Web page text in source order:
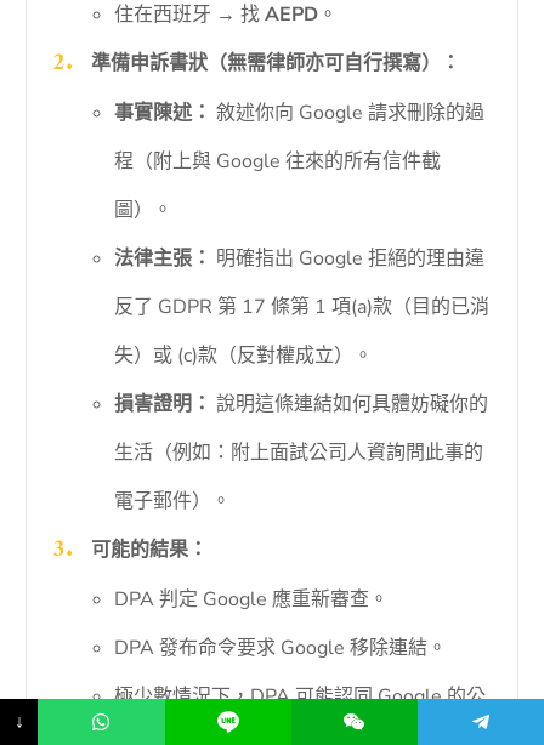
住在西班牙 → 找AEPD。
準備申訴書狀（無需律師亦可自行撰寫）：
事實陳述： 敘述你向 Google 請求刪除的過
程（附上與 Google 往來的所有信件截
圖）。
法律主張： 明確指出 Google 拒絕的理由違
反了 GDPR 第 17 條第 1 項(a)款（目的已消
失）或 (c)款（反對權成立）。
損害證明： 說明這條連結如何具體妨礙你的
生活（例如：附上面試公司人資詢問此事的
電子郵件）。
可能的結果：
DPA 判定 Google 應重新審查。
DPA 發布命令要求 Google 移除連結。
極少數情況下，DPA 可能認同 Google 的公
↓